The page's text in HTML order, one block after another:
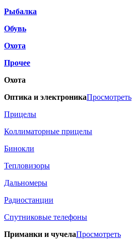
Рыбалка
Обувь
Охота
Прочее
Охота
Оптика и электроникаПросмотреть
Прицелы
Коллиматорные прицелы
Бинокли
Тепловизоры
Дальномеры
Радиостанции
Спутниковые телефоны
Приманки и чучелаПросмотреть